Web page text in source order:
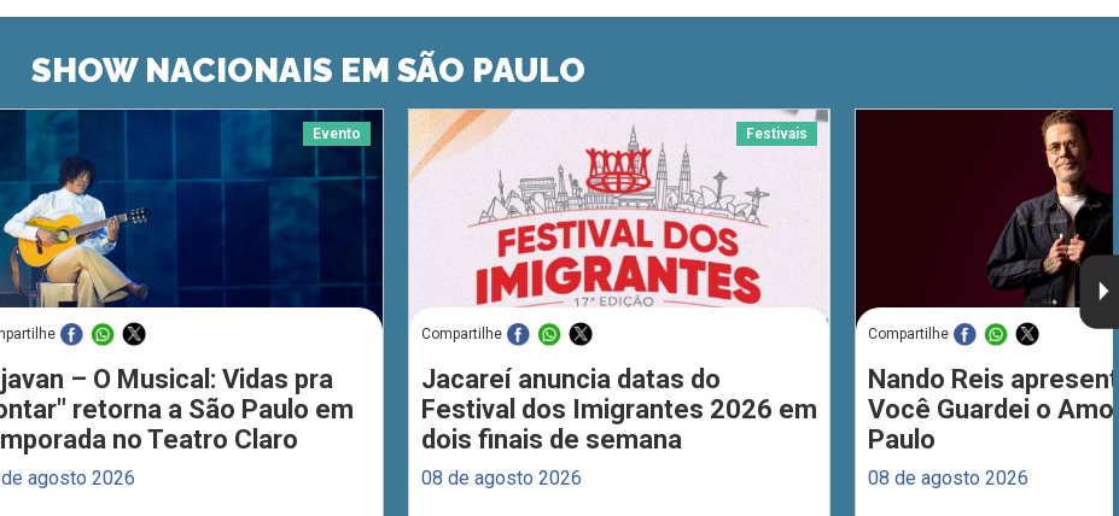
SHOW NACIONAIS EM SÃO PAULO
Evento
– O Musical: Vidas pra
retorna a São Paulo em
no Teatro Claro
agosto 2026
Festivais
Compartilhe
Jacareí anuncia datas do
Festival dos Imigrantes 2026 em
dois finais de semana
08 de agosto 2026
Compartilhe
Nando Reis
Você Guardei o
Paulo
08 de agosto 2026